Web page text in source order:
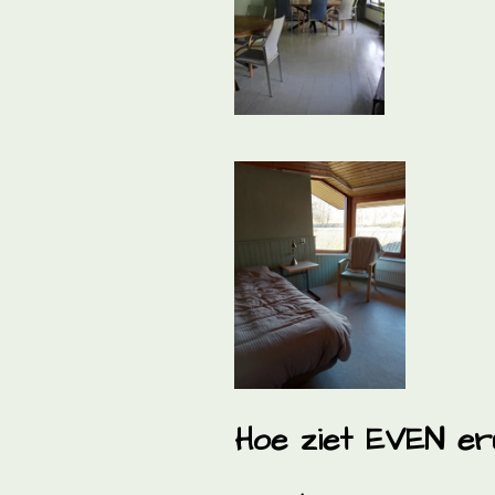
Hoe ziet EVEN